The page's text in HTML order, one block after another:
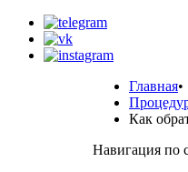
Главная•
Как
Навигация по